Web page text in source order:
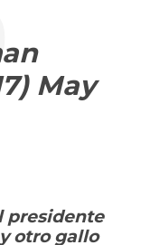
May
presidente
otro gallo